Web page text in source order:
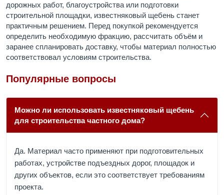
дорожных работ, благоустройства или подготовки
строительной площадки, известняковый щебень станет
практичным решением. Перед покупкой рекомендуется
определить необходимую фракцию, рассчитать объём и
заранее спланировать доставку, чтобы материал полностью
соответствовал условиям строительства.
Популярные вопросы
Можно ли использовать известняковый щебень
для строительства частного дома?
Да. Материал часто применяют при подготовительных
работах, устройстве подъездных дорог, площадок и
других объектов, если это соответствует требованиям
проекта.